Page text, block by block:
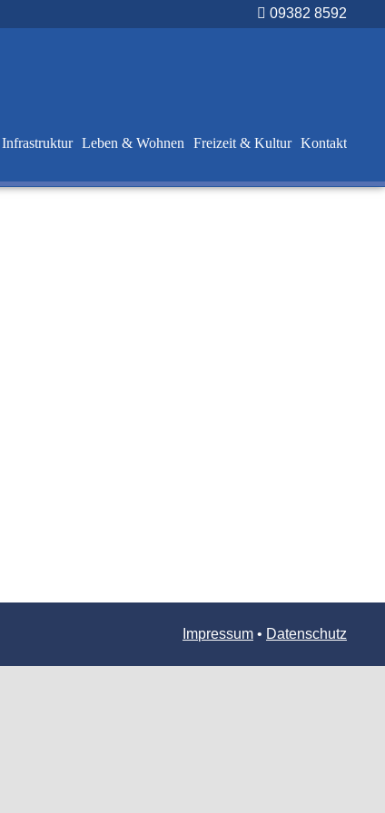
09382 8592
Infrastruktur Leben & Wohnen Freizeit & Kultur Kontakt
Impressum • Datenschutz